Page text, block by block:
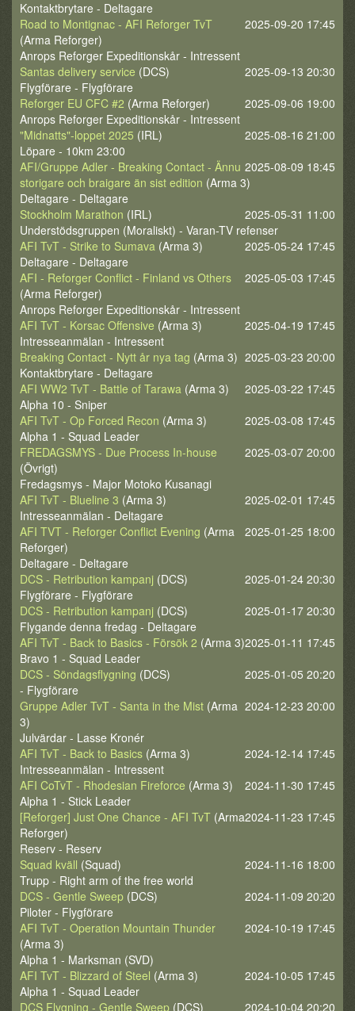
Kontaktbrytare - Deltagare
2025-09-20 17:45
Road to Montignac - AFI Reforger TvT
(Arma Reforger)
Anrops Reforger Expeditionskår - Intressent
2025-09-13 20:30
Santas delivery service (DCS)
Flygförare - Flygförare
2025-09-06 19:00
Reforger EU CFC #2 (Arma Reforger)
Anrops Reforger Expeditionskår - Intressent
2025-08-16 21:00
"Midnatts"-loppet 2025 (IRL)
Löpare - 10km 23:00
2025-08-09 18:45
AFI/Gruppe Adler - Breaking Contact - Ännu
storigare och braigare än sist edition (Arma 3)
Deltagare - Deltagare
2025-05-31 11:00
Stockholm Marathon (IRL)
Understödsgruppen (Moraliskt) - Varan-TV refenser
2025-05-24 17:45
AFI TvT - Strike to Sumava (Arma 3)
Deltagare - Deltagare
2025-05-03 17:45
AFI - Reforger Conflict - Finland vs Others
(Arma Reforger)
Anrops Reforger Expeditionskår - Intressent
2025-04-19 17:45
AFI TvT - Korsac Offensive (Arma 3)
Intresseanmälan - Intressent
2025-03-23 20:00
Breaking Contact - Nytt år nya tag (Arma 3)
Kontaktbrytare - Deltagare
2025-03-22 17:45
AFI WW2 TvT - Battle of Tarawa (Arma 3)
Alpha 10 - Sniper
2025-03-08 17:45
AFI TvT - Op Forced Recon (Arma 3)
Alpha 1 - Squad Leader
2025-03-07 20:00
FREDAGSMYS - Due Process In-house
(Övrigt)
Fredagsmys - Major Motoko Kusanagi
2025-02-01 17:45
AFI TvT - Blueline 3 (Arma 3)
Intresseanmälan - Deltagare
2025-01-25 18:00
AFI TVT - Reforger Conflict Evening (Arma
Reforger)
Deltagare - Deltagare
2025-01-24 20:30
DCS - Retribution kampanj (DCS)
Flygförare - Flygförare
2025-01-17 20:30
DCS - Retribution kampanj (DCS)
Flygande denna fredag - Deltagare
2025-01-11 17:45
AFI TvT - Back to Basics - Försök 2 (Arma 3)
Bravo 1 - Squad Leader
2025-01-05 20:20
DCS - Söndagsflygning (DCS)
- Flygförare
2024-12-23 20:00
Gruppe Adler TvT - Santa in the Mist (Arma
3)
Julvärdar - Lasse Kronér
2024-12-14 17:45
AFI TvT - Back to Basics (Arma 3)
Intresseanmälan - Intressent
2024-11-30 17:45
AFI CoTvT - Rhodesian Fireforce (Arma 3)
Alpha 1 - Stick Leader
2024-11-23 17:45
[Reforger] Just One Chance - AFI TvT (Arma
Reforger)
Reserv - Reserv
2024-11-16 18:00
Squad kväll (Squad)
Trupp - Right arm of the free world
2024-11-09 20:20
DCS - Gentle Sweep (DCS)
Piloter - Flygförare
2024-10-19 17:45
AFI TvT - Operation Mountain Thunder
(Arma 3)
Alpha 1 - Marksman (SVD)
2024-10-05 17:45
AFI TvT - Blizzard of Steel (Arma 3)
Alpha 1 - Squad Leader
2024-10-04 20:20
DCS Flygning - Gentle Sweep (DCS)